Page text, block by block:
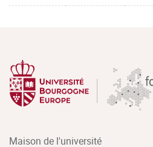
Maison de l'université